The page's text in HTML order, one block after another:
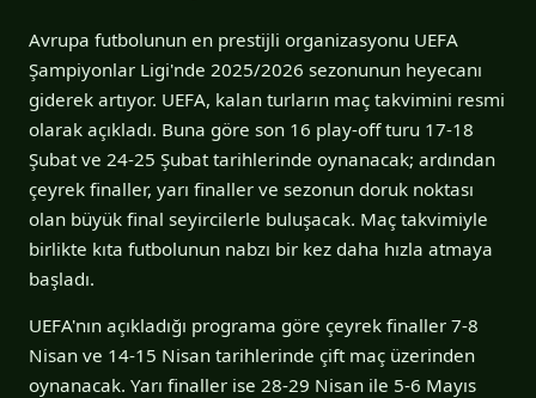
Avrupa futbolunun en prestijli organizasyonu UEFA
Şampiyonlar Ligi'nde 2025/2026 sezonunun heyecanı
giderek artıyor. UEFA, kalan turların maç takvimini resmi
olarak açıkladı. Buna göre son 16 play-off turu 17-18
Şubat ve 24-25 Şubat tarihlerinde oynanacak; ardından
çeyrek finaller, yarı finaller ve sezonun doruk noktası
olan büyük final seyircilerle buluşacak. Maç takvimiyle
birlikte kıta futbolunun nabzı bir kez daha hızla atmaya
başladı.
UEFA'nın açıkladığı programa göre çeyrek finaller 7-8
Nisan ve 14-15 Nisan tarihlerinde çift maç üzerinden
oynanacak. Yarı finaller ise 28-29 Nisan ile 5-6 Mayıs